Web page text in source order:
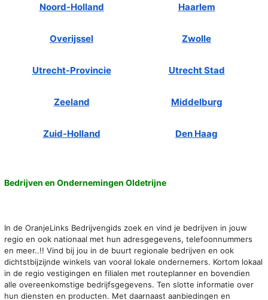
Noord-Holland Haarlem
Overijssel Zwolle
Utrecht-Provincie Utrecht Stad
Zeeland Middelburg
Zuid-Holland Den Haag
Bedrijven en Ondernemingen Oldetrijne
In de OranjeLinks Bedrijvengids zoek en vind je bedrijven in jouw
regio en ook nationaal met hun adresgegevens, telefoonnummers
en meer..!! Vind bij jou in de buurt regionale bedrijven en ook
dichtstbijzijnde winkels van vooral lokale ondernemers. Kortom lokaal
in de regio vestigingen en filialen met routeplanner en bovendien
alle overeenkomstige bedrijfsgegevens. Ten slotte informatie over
hun diensten en producten. Met daarnaast aanbiedingen en